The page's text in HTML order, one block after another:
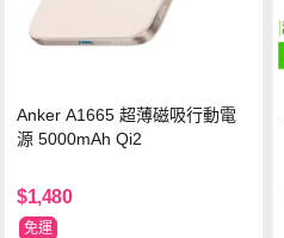
Anker A1665 超薄磁吸行動電
源 5000mAh Qi2
$1,480
免運